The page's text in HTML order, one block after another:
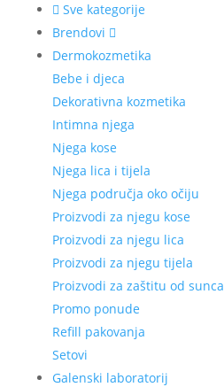
Sve kategorije
Brendovi
Dermokozmetika
Bebe i djeca
Dekorativna kozmetika
Intimna njega
Njega kose
Njega lica i tijela
Njega područja oko očiju
Proizvodi za njegu kose
Proizvodi za njegu lica
Proizvodi za njegu tijela
Proizvodi za zaštitu od sunca
Promo ponude
Refill pakovanja
Setovi
Galenski laboratorij